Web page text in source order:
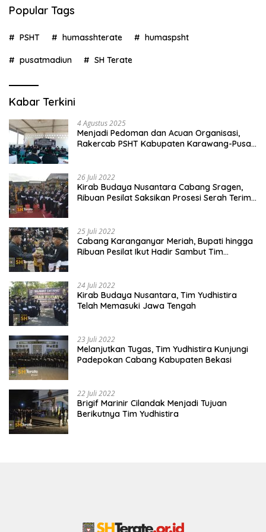
Popular Tags
PSHT humasshterate humaspsht
pusatmadiun SH Terate
Kabar Terkini
4 Agustus 2025
Menjadi Pedoman dan Acuan Organisasi,
Rakercab PSHT Kabupaten Karawang-Pusat
26 Juli 2022
Kirab Budaya Nusantara Cabang Sragen,
Ribuan Pesilat Saksikan Prosesi Serah Terima
25 Juli 2022
Cabang Karanganyar Meriah, Bupati hingga
Ribuan Pesilat Ikut Hadir Sambut Tim
24 Juli 2022
Kirab Budaya Nusantara, Tim Yudhistira
Telah Memasuki Jawa Tengah
23 Juli 2022
Melanjutkan Tugas, Tim Yudhistira Kunjungi
Padepokan Cabang Kabupaten Bekasi
22 Juli 2022
Brigif Marinir Cilandak Menjadi Tujuan
Berikutnya Tim Yudhistira